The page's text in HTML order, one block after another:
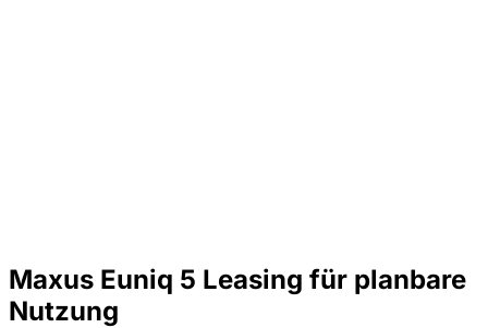
Maxus Euniq 5 Leasing für planbare
Nutzung